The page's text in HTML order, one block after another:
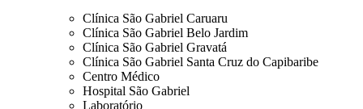
Clínica São Gabriel Caruaru
Clínica São Gabriel Belo Jardim
Clínica São Gabriel Gravatá
Clínica São Gabriel Santa Cruz do Capibaribe
Centro Médico
Hospital São Gabriel
Laboratório